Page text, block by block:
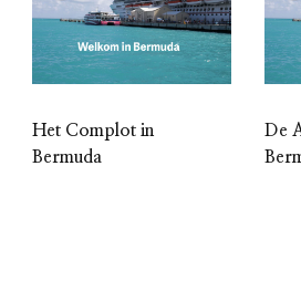
Het Complot in
Bermuda
De